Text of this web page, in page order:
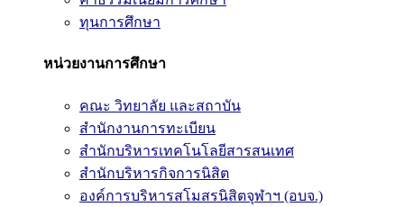
ทุนการศึกษา
หน่วยงานการศึกษา
คณะ วิทยาลัย และสถาบัน
สำนักงานการทะเบียน
สำนักบริหารเทคโนโลยีสารสนเทศ
สำนักบริหารกิจการนิสิต
องค์การบริหารสโมสรนิสิตจุฬาฯ (อบจ.)